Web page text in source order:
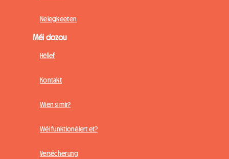
Neiegkeeten
Méi dozou
Hëllef
Kontakt
Wien si mir?
Wéi funktionéiert et?
Versécherung